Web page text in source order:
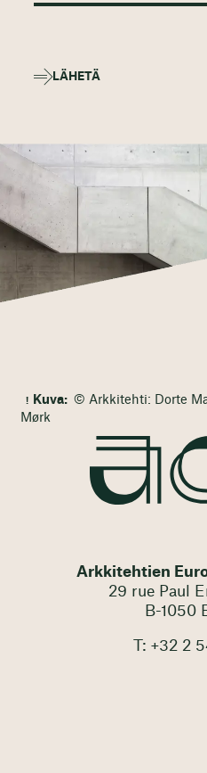
LÄHETÄ
Kuva: © Arkkitehti: Dorte
Mørk
Arkkitehtien
29 rue Paul
B-1050
T: +32 2